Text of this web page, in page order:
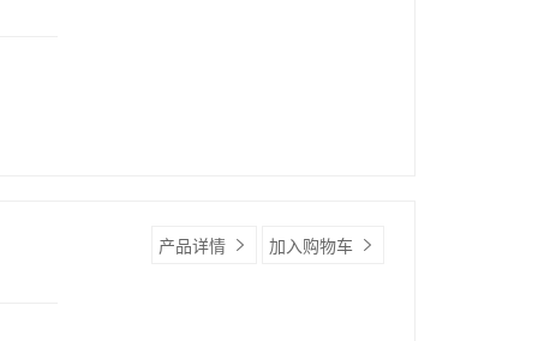
产品详情 加入购物车